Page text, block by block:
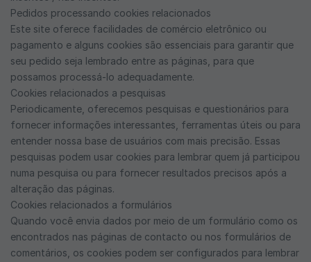
Pedidos processando cookies relacionados
Este site oferece facilidades de comércio eletrônico ou
pagamento e alguns cookies são essenciais para garantir que
seu pedido seja lembrado entre as páginas, para que
possamos processá-lo adequadamente.
Cookies relacionados a pesquisas
Periodicamente, oferecemos pesquisas e questionários para
fornecer informações interessantes, ferramentas úteis ou para
entender nossa base de usuários com mais precisão. Essas
pesquisas podem usar cookies para lembrar quem já participou
numa pesquisa ou para fornecer resultados precisos após a
alteração das páginas.
Cookies relacionados a formulários
Quando você envia dados por meio de um formulário como os
encontrados nas páginas de contacto ou nos formulários de
comentários, os cookies podem ser configurados para lembrar